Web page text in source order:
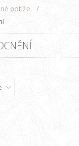
potíže
/